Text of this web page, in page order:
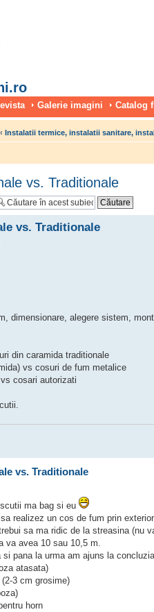
Galerie imagini Catalog
‹ Instalatii termice, instalatii sanitare,
vs. Traditionale
vs. Traditionale
dimensionare, alegere sistem,
din caramida traditionale
vs cosuri de fum metalice
cosari autorizati
vs. Traditionale
ma bag si eu
realizez un cos de fum prin
sa ma ridic de la streasina (nu
va avea 10 sau 10,5 m.
pana la urma am ajuns la
atasata)
3 cm grosime)
horn